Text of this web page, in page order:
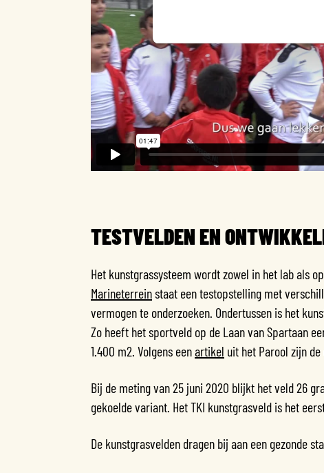
TESTVELDEN EN
Het kunstgrassysteem wordt zowel in het lab als
Marineterreinstaat een testopstelling met
vermogen te onderzoeken. Ondertussen is het
Zo heeft het sportveld op de Laan van Spartaan
1.400 m2. Volgens eenartikel uit het Parool zijn
Bij de meting van 25 juni 2020 blijkt het veld 26
gekoelde variant. Het TKI kunstgrasveld is het
De kunstgrasvelden dragen bij aan een gezonde